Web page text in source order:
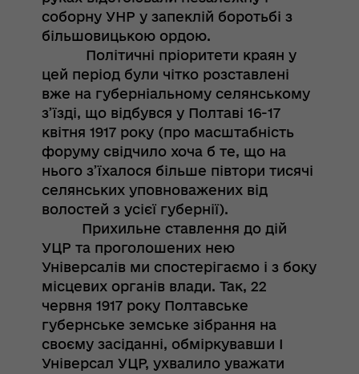
соборну УНР у запеклій боротьбі з
більшовицькою ордою.
Політичні пріоритети краян у
цей період були чітко розставлені
вже на губерніальному селянському
з’їзді, що відбувся у Полтаві 16-17
квітня 1917 року (про масштабність
форуму свідчило хоча б те, що на
нього з’їхалося більше півтори тисячі
селянських уповноважених від
волостей з усієї губернії).
Прихильне ставлення до дій
УЦР та проголошених нею
Універсалів ми спостерігаємо і з боку
місцевих органів влади. Так, 22
червня 1917 року Полтавське
губернське земське зібрання на
своєму засіданні, обміркувавши І
Універсал УЦР, ухвалило уважати